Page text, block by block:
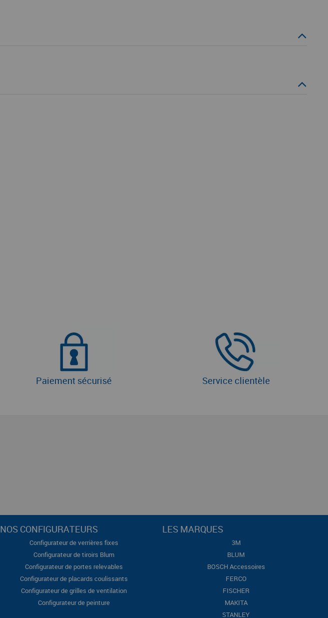
Paiement sécurisé Service clientèle
NOS CONFIGURATEURS
Configurateur de verrières fixes
Configurateur de tiroirs Blum
Configurateur de portes relevables
Configurateur de placards coulissants
Configurateur de grilles de ventilation
Configurateur de peinture
LES MARQUES
3M
BLUM
BOSCH Accessoires
FERCO
FISCHER
MAKITA
STANLEY